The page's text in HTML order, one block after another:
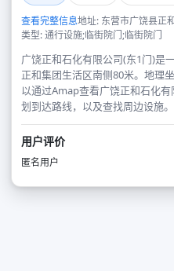
查看完整信息地址: 东营市广饶县正
类型: 通行设施;临街院门;临街院门
广饶正和石化有限公司(东1门)是
正和集团生活区南侧80米。地理
以通过Amap查看广饶正和石化
划到达路线，以及查找周边设施。
用户评价
匿名用户